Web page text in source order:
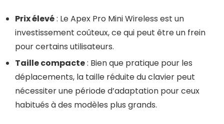
Prix élevé: Le Apex Pro Mini Wireless est un
investissement coûteux, ce qui peut être un frein
pour certains utilisateurs.
Taille compacte: Bien que pratique pour les
déplacements, la taille réduite du clavier peut
nécessiter une période d’adaptation pour ceux
habitués à des modèles plus grands.